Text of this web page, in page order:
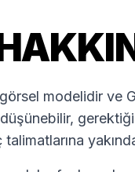
modelidir ve